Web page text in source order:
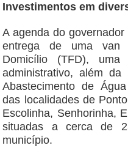
Investimentos em
A agenda do
entrega de uma van
Domicílio (TFD),
administrativo, além
Abastecimento de
das localidades de
Escolinha, Senhorinha,
situadas a cerca de
município.